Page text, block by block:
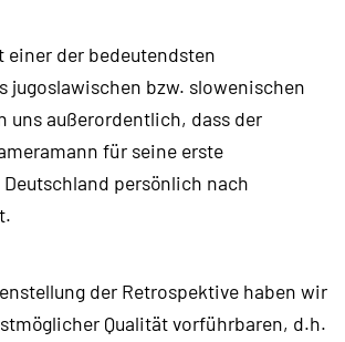
einer der bedeutendsten
jugoslawischen bzw. slowenischen
uns außerordentlich, dass der
für seine erste
persönlich nach
der Retrospektive haben wir
Qualität vorführbaren, d.h.